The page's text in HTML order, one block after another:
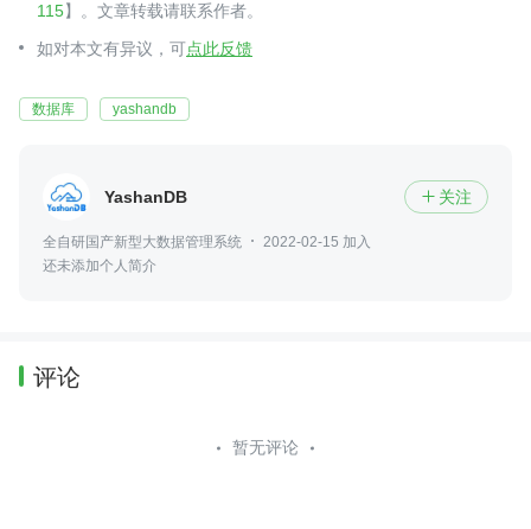
115】。文章转载请联系作者。
如对本文有异议，可点此反馈
数据库 yashandb
YashanDB  关注
全自研国产新型大数据管理系统
2022-02-15 加入
还未添加个人简介
评论
暂无评论